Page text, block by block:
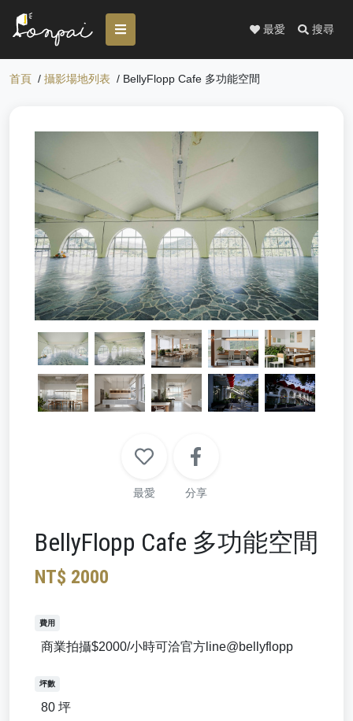
最愛 搜尋
首頁 / 攝影場地列表 / BellyFlopp Cafe 多功能空間
最愛 分享
BellyFlopp Cafe 多功能空間
NT$ 2000
費用
商業拍攝$2000/小時可洽官方line@bellyflopp
坪數
80 坪